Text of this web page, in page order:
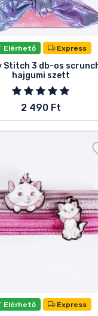
Elérhető Express
Stitch 3 db-os
hajgumi szett
2 490 Ft
Elérhető Express